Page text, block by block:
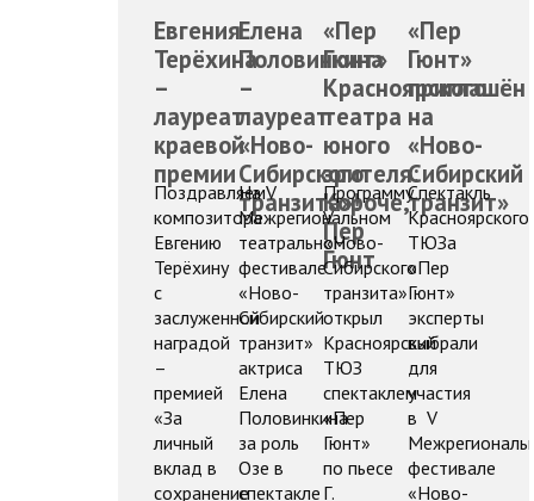
Евгения
Терёхина
–
лауреат
краевой
премии
Поздравляем
композитора
Евгению
Терёхину
с
заслуженной
наградой
–
премией
«За
личный
вклад в
сохранение
Елена
Половинкина
–
лауреат
«Ново-
Сибирского
транзита»!
На V
Межрегиональном
театральном
фестивале
«Ново-
Сибирский
транзит»
актриса
Елена
Половинкина
за роль
Озе в
спектакле
«Пер
Гюнт»
Красноярского
театра
юного
зрителя:
Короче,
Пер
Гюнт
Программу
V
«Ново-
Сибирского
транзита»
открыл
Красноярский
ТЮЗ
спектаклем
«Пер
Гюнт»
по пьесе
Г.
«Пер
Гюнт»
приглашён
на
«Ново-
Сибирский
транзит»
Спектакль
Красноярского
ТЮЗа
«Пер
Гюнт»
эксперты
выбрали
для
участия
в V
фестивале
«Ново-